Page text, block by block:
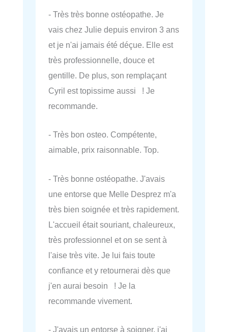
- Très très bonne ostéopathe. Je
vais chez Julie depuis environ 3 ans
et je n'ai jamais été déçue. Elle est
très professionnelle, douce et
gentille. De plus, son remplaçant
Cyril est topissime aussi ! Je
recommande.
- Très bon osteo. Compétente,
aimable, prix raisonnable. Top.
- Très bonne ostéopathe. J'avais
une entorse que Melle Desprez m'a
très bien soignée et très rapidement.
L'accueil était souriant, chaleureux,
très professionnel et on se sent à
l'aise très vite. Je lui fais toute
confiance et y retournerai dès que
j'en aurai besoin ! Je la
recommande vivement.
- J'avais un entorse à soigner, j'ai